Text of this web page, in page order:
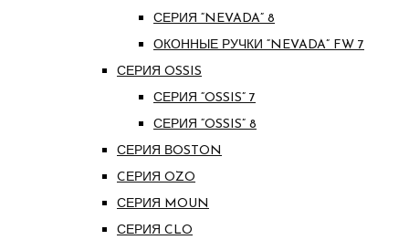
СЕРИЯ “NEVADA” 8
ОКОННЫЕ РУЧКИ “NEVADA” FW 7
СЕРИЯ OSSIS
СЕРИЯ “OSSIS” 7
СЕРИЯ “OSSIS” 8
СЕРИЯ ВOSTON
CЕРИЯ OZO
СЕРИЯ MOUN
СЕРИЯ CLO